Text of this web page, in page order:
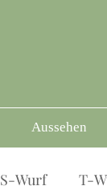
Aussehen
S-Wurf T-